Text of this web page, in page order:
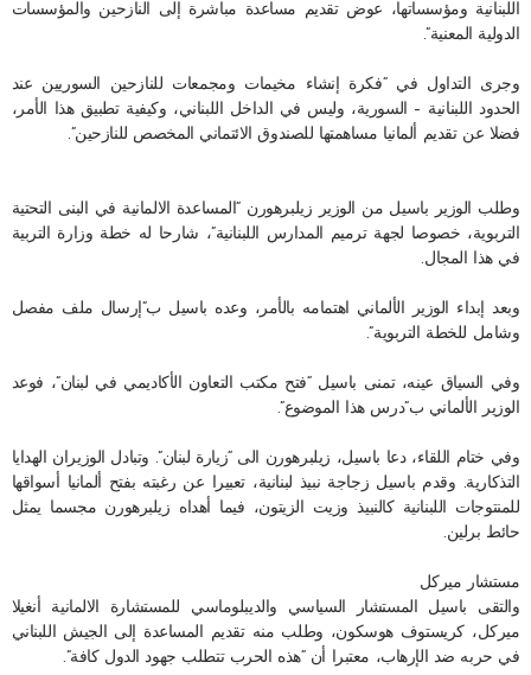
اللبنانية ومؤسساتها، عوض تقديم مساعدة مباشرة إلى النازحين والمؤسسات
الدولية المعنية”.
وجرى التداول في “فكرة إنشاء مخيمات ومجمعات للنازحين السوريين عند
الحدود اللبنانية – السورية، وليس في الداخل اللبناني، وكيفية تطبيق هذا الأمر،
فضلا عن تقديم ألمانيا مساهمتها للصندوق الائتماني المخصص للنازحين”.
وطلب الوزير باسيل من الوزير زيلبرهورن “المساعدة الالمانية في البنى التحتية
التربوية، خصوصا لجهة ترميم المدارس اللبنانية”، شارحا له خطة وزارة التربية
في هذا المجال.
وبعد إبداء الوزير الألماني اهتمامه بالأمر، وعده باسيل ب”إرسال ملف مفصل
وشامل للخطة التربوية”.
وفي السياق عينه، تمنى باسيل “فتح مكتب التعاون الأكاديمي في لبنان”، فوعد
الوزير الألماني ب”درس هذا الموضوع”.
وفي ختام اللقاء، دعا باسيل، زيلبرهورن الى “زيارة لبنان”. وتبادل الوزيران الهدايا
التذكارية. وقدم باسيل زجاجة نبيذ لبنانية، تعبيرا عن رغبته بفتح ألمانيا أسواقها
للمنتوجات اللبنانية كالنبيذ وزيت الزيتون، فيما أهداه زيلبرهورن مجسما يمثل
حائط برلين.
مستشار ميركل
والتقى باسيل المستشار السياسي والديبلوماسي للمستشارة الالمانية أنغيلا
ميركل، كريستوف هوسكون، وطلب منه تقديم المساعدة إلى الجيش اللبناني
في حربه ضد الإرهاب، معتبرا أن “هذه الحرب تتطلب جهود الدول كافة”.